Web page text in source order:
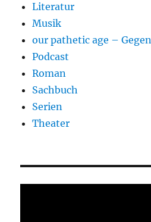
Literatur
Musik
our pathetic age –
Podcast
Roman
Sachbuch
Serien
Theater